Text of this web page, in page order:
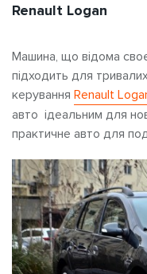
Renault Logan
Машина, що відома
підходить для
керування Renault
авто ідеальним для
практичне авто для